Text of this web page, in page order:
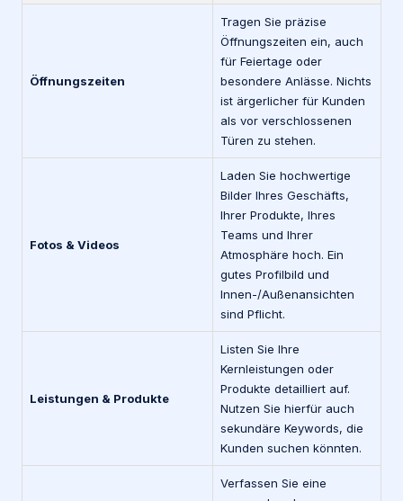
Öffnungszeiten
Tragen Sie präzise
Öffnungszeiten ein, auch
für Feiertage oder
besondere Anlässe. Nichts
ist ärgerlicher für Kunden
als vor verschlossenen
Türen zu stehen.
Fotos & Videos
Laden Sie hochwertige
Bilder Ihres Geschäfts,
Ihrer Produkte, Ihres
Teams und Ihrer
Atmosphäre hoch. Ein
gutes Profilbild und
Innen-/Außenansichten
sind Pflicht.
Leistungen & Produkte
Listen Sie Ihre
Kernleistungen oder
Produkte detailliert auf.
Nutzen Sie hierfür auch
sekundäre Keywords, die
Kunden suchen könnten.
Verfassen Sie eine